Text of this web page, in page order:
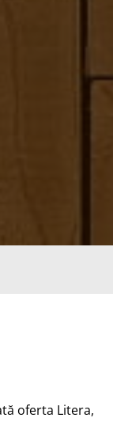
oferta Litera,